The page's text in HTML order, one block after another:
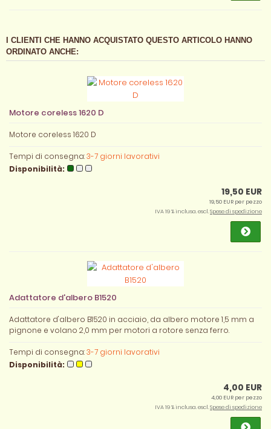
I CLIENTI CHE HANNO ACQUISTATO QUESTO ARTICOLO HANNO
ORDINATO ANCHE:
Motore coreless 1620 D
Motore coreless 1620 D
Tempi di consegna:3-7 giorni lavorativi
Disponibilità:
19,50 EUR
19,50 EUR per pezzo
IVA 19 % inclusa. escl.Spese di spedizione
Adattatore d'albero B1520
Adattatore d'albero B1520 in acciaio, da albero motore 1,5 mm a
pignone e volano 2,0 mm per motori a rotore senza ferro.
Tempi di consegna:3-7 giorni lavorativi
Disponibilità:
4,00 EUR
4,00 EUR per pezzo
IVA 19 % inclusa. escl.Spese di spedizione